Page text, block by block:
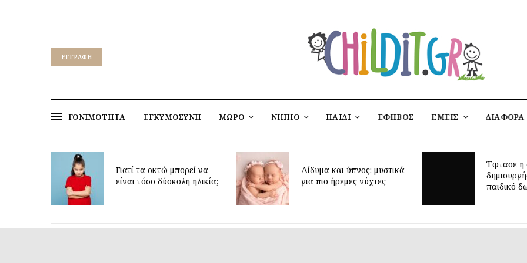
EΓΓΡΑΦΉ
ΓΟΝΙΜΟΤΗΤΑ ΕΓΚΥΜΟΣΥΝΗ ΜΩΡΟ ΝΗΠΙΟ ΠΑΙΔΙ ΕΦΗΒΟΣ ΕΜΕΙΣ ΔΙΑΦΟΡΑ
Γιατί τα οκτώ μπορεί να
είναι τόσο δύσκολη ηλικία;
Δίδυμα και ύπνος: μυστικά
για πιο ήρεμες νύχτες
Έφτασε η στιγμή να
δημιουργήσεις το ιδανικό